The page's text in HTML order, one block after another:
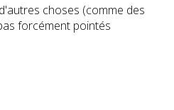
choses (comme des
forcément pointés